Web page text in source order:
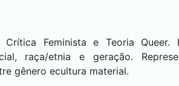
Feminista e Teoria
raça/etnia e geração.
gênero ecultura material.